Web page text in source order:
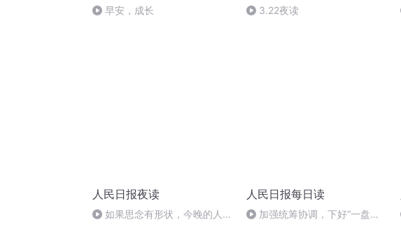
早安，成长 3.22夜读
人民日报夜读
如果思念有形状，今晚的人间
人民日报每日读
加强统筹协调，下好“一盘